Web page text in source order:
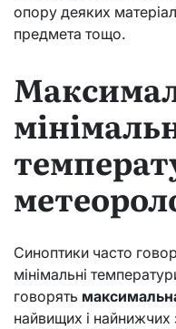
опору деяких
предмета тощо.
Синоптики часто
мінімальні
говорять
найвищих і найнижчих